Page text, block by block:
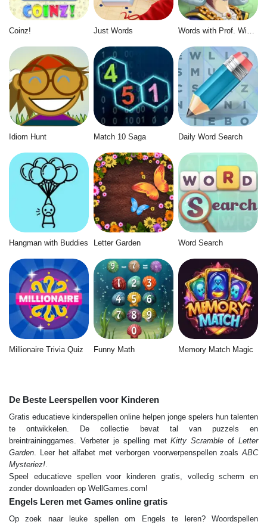
Coinz! Just Words
Idiom Hunt Match 10 Saga Daily Word Search
Hangman with Buddies Letter Garden Word Search
Millionaire Trivia Quiz Funny Math Memory Match Magic
De Beste Leerspellen voor Kinderen
Gratis educatieve kinderspellen online helpen jonge spelers hun talenten
te ontwikkelen. De collectie bevat tal van puzzels en
breintraininggames. Verbeter je spelling metKitty Scramble of Letter
Garden . Leer het alfabet met verborgen voorwerpenspellen zoals ABC
Mysteriez!
Speel educatieve spellen voor kinderen gratis, volledig scherm en
zonder downloaden op WellGames.com!
Engels Leren met Games online gratis
Op zoek naar leuke spellen om Engels te leren? Woordspellen